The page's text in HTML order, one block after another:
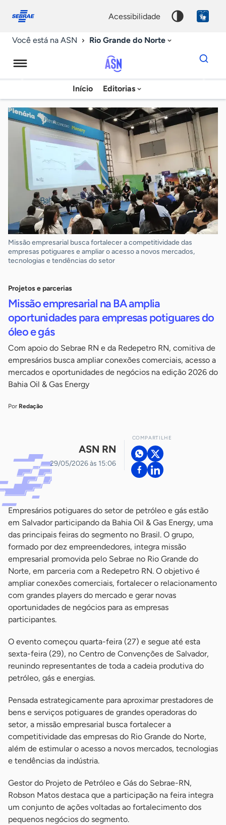
conosco
acessibilidade
Você está na ASN Rio Grande do Norte
Agência
Sebrae
de
Notícias
Início Editorias
Dados
para
chave
Missão empresarial busca fortalecer a competitividade das
empresas potiguares e ampliar o acesso a novos mercados,
tecnologias e tendências do setor
Projetos e parcerias
Missão empresarial na BA amplia
oportunidades para empresas potiguares do
óleo e gás
Com apoio do Sebrae RN e da Redepetro RN, comitiva de
empresários busca ampliar conexões comerciais, acesso a
mercados e oportunidades de negócios na edição 2026 do
Bahia Oil & Gas Energy
Por Redação
ASN RN
29/05/2026 às 15:06
COMPARTILHE
Empresários potiguares do setor de petróleo e gás estão
em Salvador participando da Bahia Oil & Gas Energy, uma
das principais feiras do segmento no Brasil. O grupo,
formado por dez empreendedores, integra missão
empresarial promovida pelo Sebrae no Rio Grande do
Norte, em parceria com a Redepetro RN. O objetivo é
ampliar conexões comerciais, fortalecer o relacionamento
com grandes players do mercado e gerar novas
oportunidades de negócios para as empresas
participantes.
O evento começou quarta-feira (27) e segue até esta
sexta-feira (29), no Centro de Convenções de Salvador,
reunindo representantes de toda a cadeia produtiva do
petróleo, gás e energias.
Pensada estrategicamente para aproximar prestadores de
bens e serviços potiguares de grandes operadoras do
setor, a missão empresarial busca fortalecer a
competitividade das empresas do Rio Grande do Norte,
além de estimular o acesso a novos mercados, tecnologias
e tendências da indústria.
Gestor do Projeto de Petróleo e Gás do Sebrae-RN,
Robson Matos destaca que a participação na feira integra
um conjunto de ações voltadas ao fortalecimento dos
pequenos negócios do segmento.